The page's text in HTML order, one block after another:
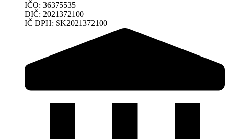
IČO: 36375535
DIČ: 2021372100
IČ DPH: SK2021372100